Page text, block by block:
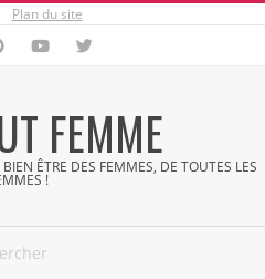
Plan du site
FEMME
ÊTRE DES FEMMES, DE TOUTES LES
!